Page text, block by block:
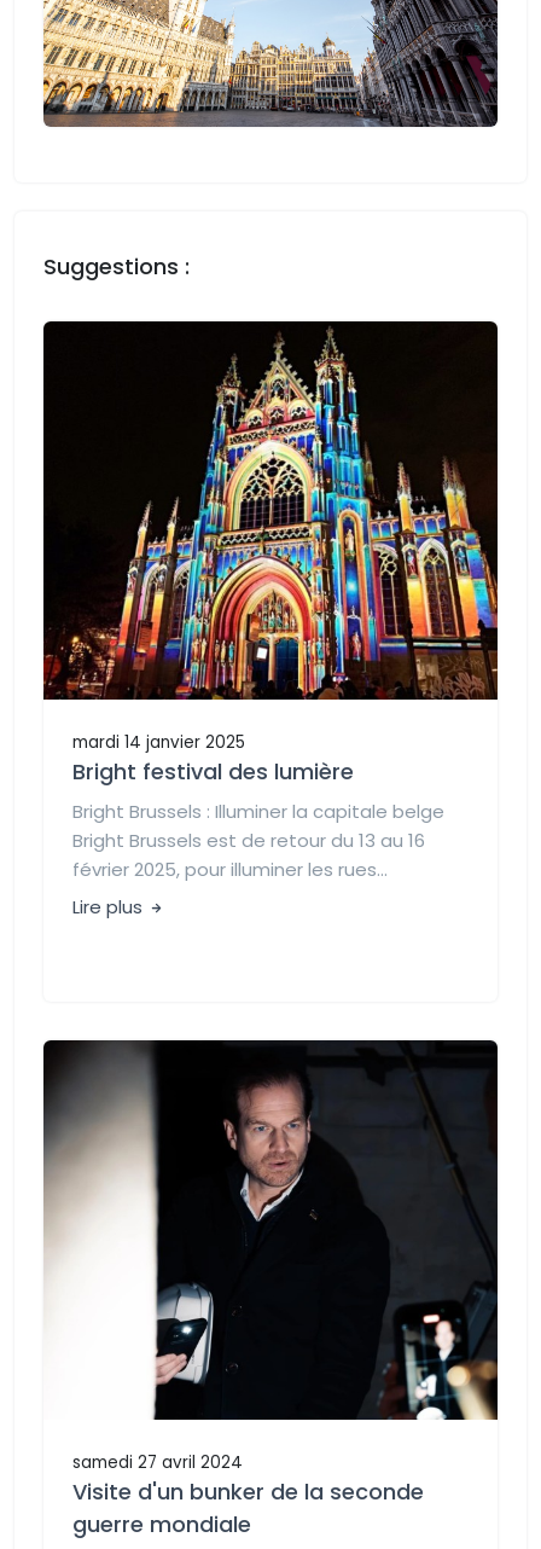
Suggestions :
mardi 14 janvier 2025
Bright festival des lumière
Bright Brussels : Illuminer la capitale belge
Bright Brussels est de retour du 13 au 16
février 2025, pour illuminer les rues...
Lire plus
samedi 27 avril 2024
Visite d'un bunker de la seconde
guerre mondiale